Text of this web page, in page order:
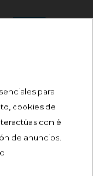
Comprar
ACEITE HIGADO
para
cookies de
con él
de anuncios.